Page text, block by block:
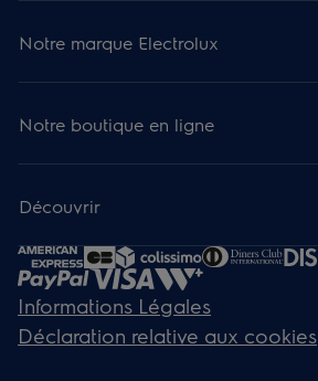
Notre marque Electrolux
Notre boutique en ligne
Découvrir
Informations Légales
Déclaration relative aux cookies